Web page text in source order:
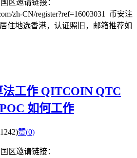
区邀请链接：
zh-CN/register?ref=16003031 币安注
住地选香港，认证照旧，邮箱推荐如
工作 QITCOIN QTC
如何工作
赞(0)
区邀请链接：